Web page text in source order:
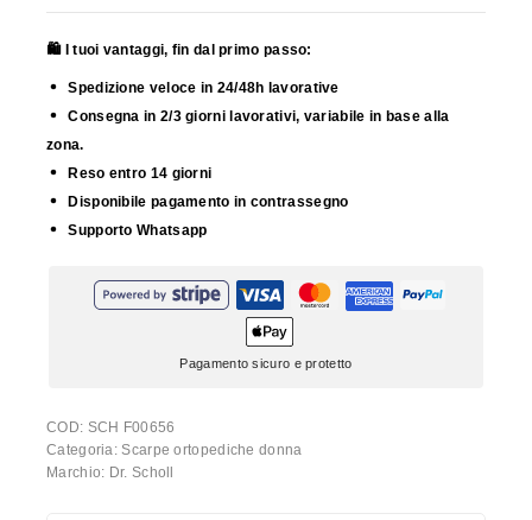
🛍️ I tuoi vantaggi, fin dal primo passo:
Spedizione veloce in 24/48h lavorative
Consegna in 2/3 giorni lavorativi, variabile in base alla
zona.
Reso entro 14 giorni
Disponibile pagamento in contrassegno
Supporto Whatsapp
Pagamento sicuro e protetto
COD: SCH F00656
Categoria:Scarpe ortopediche donna
Marchio: Dr. Scholl